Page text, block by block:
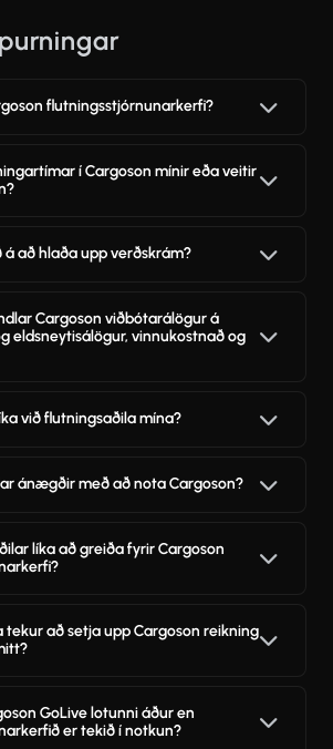
flutningsstjórnunarkerfi?
í Cargoson mínir eða veitir
á að hlaða upp verðskrám?
Cargoson viðbótarálögur á
eldsneytisálögur, vinnukostnað og
við flutningsaðila mína?
ánægðir með að nota Cargoson?
líka að greiða fyrir Cargoson
tekur að setja upp Cargoson reikning
GoLive lotunni áður en
er tekið í notkun?